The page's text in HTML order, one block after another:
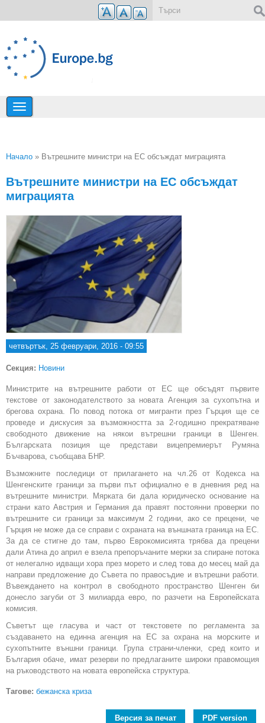
Премини към основното съдържание
Начало » Вътрешните министри на ЕС обсъждат миграцията
Вътрешните министри на ЕС обсъждат
миграцията
четвъртък, 25 февруари, 2016 - 09:55
Секция: Новини
Министрите на вътрешните работи от ЕС ще обсъдят първите
текстове от законодателството за новата Агенция за сухопътна и
брегова охрана. По повод потока от мигранти през Гърция ще се
проведе и дискусия за възможността за 2-годишно прекратяване
свободното движение на някои вътрешни граници в Шенген.
Българската позиция ще представи вицепремиерът Румяна
Бъчварова, съобщава БНР.
Възможните последици от прилагането на чл.26 от Кодекса на
Шенгенските граници за първи път официално е в дневния ред на
вътрешните министри. Мярката би дала юридическо основание на
страни като Австрия и Германия да правят постоянни проверки по
вътрешните си граници за максимум 2 години, ако се прецени, че
Гърция не може да се справи с охраната на външната граница на ЕС.
За да се стигне до там, първо Еврокомисията трябва да прецени
дали Атина до април е взела препоръчаните мерки за спиране потока
от нелегално идващи хора през морето и след това до месец май да
направи предложение до Съвета по правосъдие и вътрешни работи.
Въвеждането на контрол в свободното пространство Шенген би
донесло загуби от 3 милиарда евро, по разчети на Европейската
комисия.
Съветът ще гласува и част от текстовете по регламента за
създаването на единна агенция на ЕС за охрана на морските и
сухопътните външни граници. Група страни-членки, сред които и
България обаче, имат резерви по предлаганите широки правомощия
на ръководството на новата европейска структура.
Тагове: бежанска криза
Версия за печат PDF version